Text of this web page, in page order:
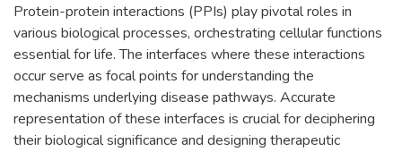
Protein-protein interactions (PPIs) play pivotal roles in
various biological processes, orchestrating cellular functions
essential for life. The interfaces where these interactions
occur serve as focal points for understanding the
mechanisms underlying disease pathways. Accurate
representation of these interfaces is crucial for deciphering
their biological significance and designing therapeutic